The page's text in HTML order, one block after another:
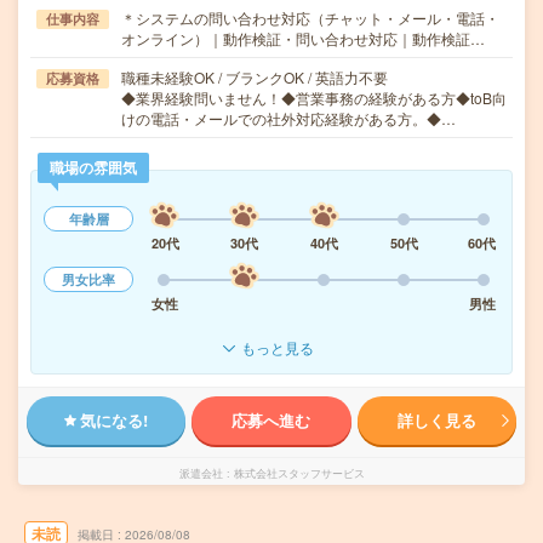
仕事内容
＊システムの問い合わせ対応（チャット・メール・電話・
オンライン）｜動作検証・問い合わせ対応｜動作検証…
応募資格
職種未経験OK / ブランクOK / 英語力不要
◆業界経験問いません！◆営業事務の経験がある方◆toB向
けの電話・メールでの社外対応経験がある方。◆…
職場の雰囲気
年齢層
20代
30代 40代 50代
60代
男女比率
女性
男性
もっと見る
気になる! 応募へ進む 詳しく見る
派遣会社 株式会社スタッフサービス
未読 掲載日 2026/08/08